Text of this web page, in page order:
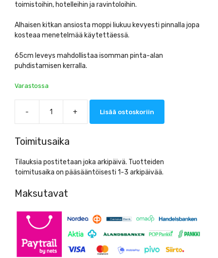
toimistoihin, hotelleihin ja ravintoloihin.
Alhaisen kitkan ansiosta moppi liukuu kevyesti pinnalla jopa
kosteaa menetelmää käytettäessä.
65cm leveys mahdollistaa isomman pinta-alan
puhdistamisen kerralla.
Varastossa
-
Vileda
Swep
MicroCombi
moppi,
+ Lisää ostoskoriin
Toimitusaika
Tilauksia postitetaan joka arkipäivä. Tuotteiden
toimitusaika on pääsääntöisesti 1-3 arkipäivää.
Maksutavat